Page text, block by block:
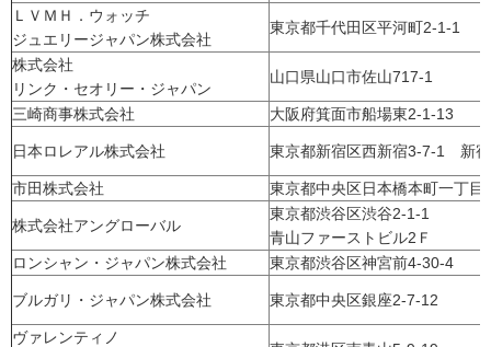
ＬＶＭＨ．ウォッチ
ジュエリージャパン株式会社
東京都千代田区平河町2-1-1
株式会社
リンク・セオリー・ジャパン
山口県山口市佐山717-1
三崎商事株式会社 大阪府箕面市船場東2-1-13
日本ロレアル株式会社 東京都新宿区西新宿3-7-1 新
市田株式会社 東京都中央区日本橋本町一丁目
株式会社アングローバル
東京都渋谷区渋谷2-1-1
青山ファーストビル2Ｆ
ロンシャン・ジャパン株式会社
東京都渋谷区神宮前4-30-4
ブルガリ・ジャパン株式会社 東京都中央区銀座2-7-12
ヴァレンティノ